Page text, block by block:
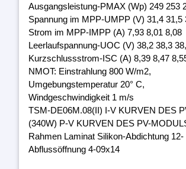
Ausgangsleistung-PMAX (Wp) 249 253
Spannung im MPP-UMPP (V) 31,4 31,5
Strom im MPP-IMPP (A) 7,93 8,01 8,08
Leerlaufspannung-UOC (V) 38,2 38,3
Kurzschlussstrom-ISC (A) 8,39 8,47
NMOT: Einstrahlung 800 W/m2,
Umgebungstemperatur 20° C,
Windgeschwindigkeit 1 m/s
TSM-DE06M.08(II) I-V KURVEN DES
(340W) P-V KURVEN DES PV-
Rahmen Laminat Silikon-Abdichtung 12-
Abflussöffnung 4-09x14